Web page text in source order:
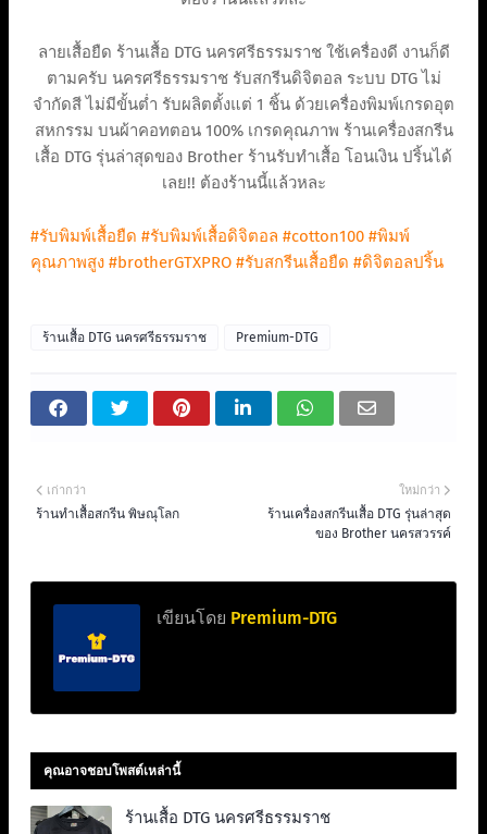
ลายเสื้อยืด ร้านเสื้อ DTG นครศรีธรรมราช ใช้เครื่องดี งานก็ดี
ตามครับ นครศรีธรรมราช รับสกรีนดิจิตอล ระบบ DTG ไม่
จำกัดสี ไม่มีขั้นต่ำ รับผลิตตั้งแต่ 1 ชิ้น ด้วยเครื่องพิมพ์เกรดอุต
สหกรรม บนผ้าคอทตอน 100% เกรดคุณภาพ ร้านเครื่องสกรีน
เสื้อ DTG รุ่นล่าสุดของ Brother ร้านรับทำเสื้อ โอนเงิน ปริ้นได้
เลย!! ต้องร้านนี้แล้วหละ
#รับพิมพ์เสื้อยืด #รับพิมพ์เสื้อดิจิตอล #cotton100 #พิมพ์
คุณภาพสูง #brotherGTXPRO #รับสกรีนเสื้อยืด #ดิจิตอลปริ้น
ร้านเสื้อ DTG นครศรีธรรมราช Premium-DTG
ใหม่กว่า
ร้านเครื่องสกรีนเสื้อ DTG รุ่นล่าสุด
ของ Brother นครสวรรค์
เก่ากว่า
ร้านทําเสื้อสกรีน พิษณุโลก
เขียนโดย Premium-DTG
คุณอาจชอบโพสต์เหล่านี้
ร้านเสื้อ DTG นครศรีธรรมราช